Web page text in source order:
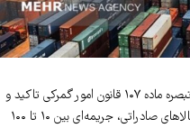
گمرک ایران در بخشنامه‌ای جدید بر لزوم اجرای تبصره ماده ۱۰۷ قانون امور گمرکی تاکید و
اعلام کرد که در صورت اظهار غیرواقعی ارزش کالاهای صادراتی، جریمه‌ای بین ۱۰ تا ۱۰۰